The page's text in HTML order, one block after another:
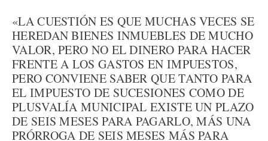
«LA CUESTIÓN ES QUE MUCHAS VECES SE
HEREDAN BIENES INMUEBLES DE MUCHO
VALOR, PERO NO EL DINERO PARA HACER
FRENTE A LOS GASTOS EN IMPUESTOS,
PERO CONVIENE SABER QUE TANTO PARA
EL IMPUESTO DE SUCESIONES COMO DE
PLUSVALÍA MUNICIPAL EXISTE UN PLAZO
DE SEIS MESES PARA PAGARLO, MÁS UNA
PRÓRROGA DE SEIS MESES MÁS PARA